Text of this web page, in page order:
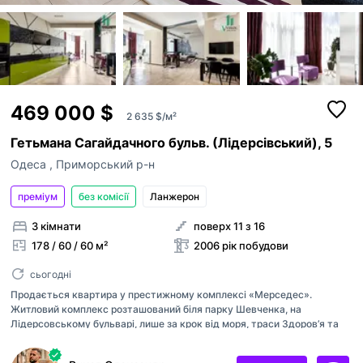
469 000 $ 2 635 $/м²
Гетьмана Сагайдачного бульв. (Лідерсівський), 5
Одеса , Приморський р-н
преміум без комісії Ланжерон
3 кімнати
178 / 60 / 60 м²
поверх 11 з 16
2006 рік побудови
сьогодні
Продається квартира у престижному комплексі «Мерседес».
Житловий комплекс розташований біля парку Шевченка, на
Лідерсовському бульварі, лише за крок від моря, траси Здоров’я та
приміщення, гостьовий санвузол, кухня-вітальня з відкритою